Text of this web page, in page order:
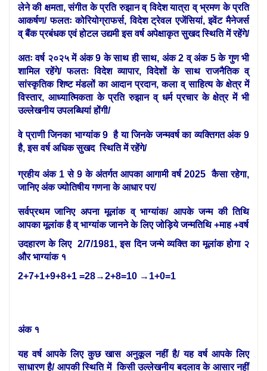
लेने की क्षमता, संगीत के प्रति रुझान व् विदेश यात्रा व् भ्रमण के प्रति
आकर्षण/ फलतः कोरियोग्राफर्स, विदेश ट्रेवल एजेंसियां, इवेंट मैनेजर्स
व् बैंक प्रबंधक एवं होटल उद्यमी इस वर्ष अपेक्षाकृत सुखद स्थिति में रहेंगे/
अतः वर्ष २०२५ में अंक 9 के साथ ही साथ, अंक 2 व् अंक 5 के गुण भी
शामिल रहेंगे/ फलतः विदेश व्यापार, विदेशों के साथ राजनैतिक व्
सांस्कृतिक शिष्ट मंडलों का आदान प्रदान, कला व् साहित्य के क्षेत्र में
विस्तार, आध्यात्मिकता के प्रति रुझान व् धर्म प्रचार के क्षेत्र में भी
उल्लेखनीय उपलब्धियां होंगी/
वे प्राणी जिनका भाग्यांक 9 है या जिनके जन्मवर्ष का व्यक्तिगत अंक 9
है, इस वर्ष अधिक सुखद स्थिति में रहेंगे/
ग्रहीय अंक 1 से 9 के अंतर्गत आपका आगामी वर्ष 2025 कैसा रहेगा,
जानिए अंक ज्योतिषीय गणना के आधार पर/
सर्वप्रथम जानिए अपना मूलांक व् भाग्यांक/ आपके जन्म की तिथि
आपका मूलांक है व् भाग्यांक जानने के लिए जोड़िये जन्मतिथि +माह +वर्ष
उदहारण के लिए 2/7/1981, इस दिन जन्मे व्यक्ति का मूलांक होगा २
और भाग्यांक १
2+7+1+9+8+1 =28→2+8=10 → 1+0=1
अंक १
यह वर्ष आपके लिए कुछ खास अनुकूल नहीं है/ यह वर्ष आपके लिए
साधारण है/ आपकी स्थिति में किसी उल्लेखनीय बदलाव के आसार नहीं